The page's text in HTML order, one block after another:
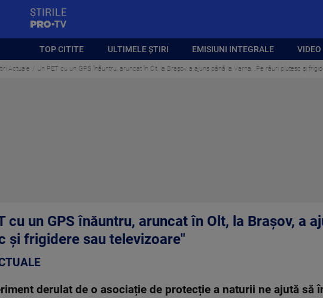
TOP CITITE ULTIMELE ȘTIRI EMISIUNI INTEGRALE VIDEO
Actuale Un PET cu un GPS înăuntru, aruncat în Olt, la Brașov, a ajuns până la Varna. „Pe râuri plutesc și
cu un GPS înăuntru, aruncat în Olt, la Brașov, a
și frigidere sau televizoare"
derulat de o asociație de protecție a naturii ne ajută să